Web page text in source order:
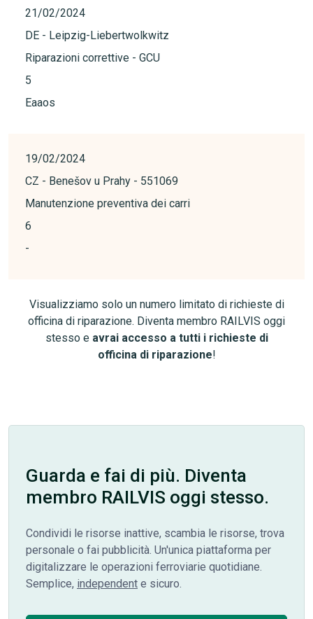
21/02/2024
DE - Leipzig-Liebertwolkwitz
Riparazioni correttive - GCU
5
Eaaos
19/02/2024
CZ - Benešov u Prahy - 551069
Manutenzione preventiva dei carri
6
-
Visualizziamo solo un numero limitato di richieste di
officina di riparazione. Diventa membro RAILVIS oggi
stesso e avrai accesso a tutti i richieste di
officina di riparazione!
Guarda e fai di più. Diventa
membro RAILVIS oggi stesso.
Condividi le risorse inattive, scambia le risorse, trova
personale o fai pubblicità. Un'unica piattaforma per
digitalizzare le operazioni ferroviarie quotidiane.
Semplice, independent e sicuro.